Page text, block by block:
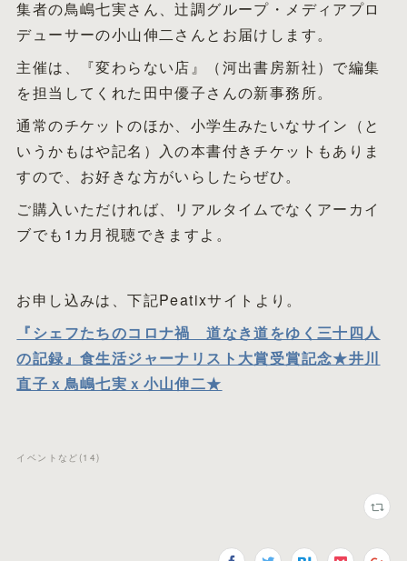
集者の鳥嶋七実さん、辻調グループ・メディアプロ
デューサーの小山伸二さんとお届けします。
主催は、『変わらない店』（河出書房新社）で編集
を担当してくれた田中優子さんの新事務所。
通常のチケットのほか、小学生みたいなサイン（と
いうかもはや記名）入の本書付きチケットもありま
すので、お好きな方がいらしたらぜひ。
ご購入いただければ、リアルタイムでなくアーカイ
ブでも1カ月視聴できますよ。
お申し込みは、下記Peatixサイトより。
『シェフたちのコロナ禍 道なき道をゆく三十四人
の記録』食生活ジャーナリスト大賞受賞記念★井川
直子ｘ鳥嶋七実ｘ小山伸二★
イベントなど (14)